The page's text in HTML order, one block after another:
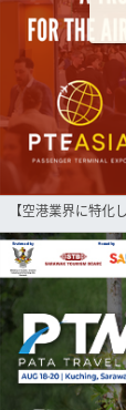
【空港業界に特化